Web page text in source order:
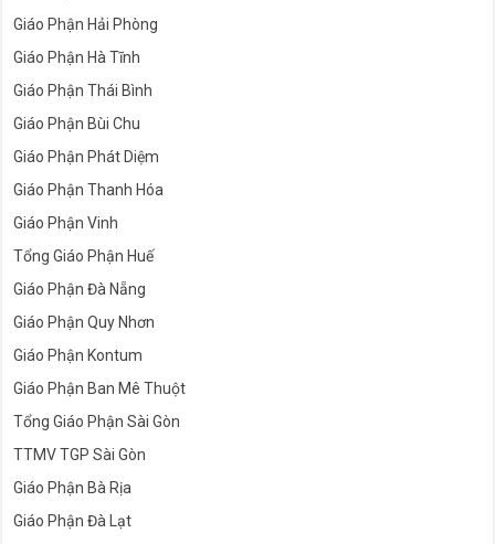
Giáo Phận Hải Phòng
Giáo Phận Hà Tĩnh
Giáo Phận Thái Bình
Giáo Phận Bùi Chu
Giáo Phận Phát Diệm
Giáo Phận Thanh Hóa
Giáo Phận Vinh
Tổng Giáo Phận Huế
Giáo Phận Đà Nẵng
Giáo Phận Quy Nhơn
Giáo Phận Kontum
Giáo Phận Ban Mê Thuột
Tổng Giáo Phận Sài Gòn
TTMV TGP Sài Gòn
Giáo Phận Bà Rịa
Giáo Phận Đà Lạt